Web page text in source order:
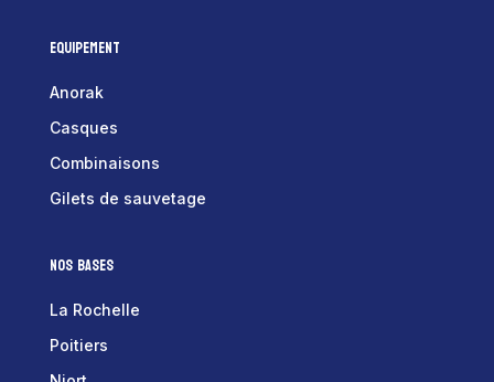
Equipement
Anorak
Casques
Combinaisons
Gilets de sauvetage
Nos bases
La Rochelle
Poitiers